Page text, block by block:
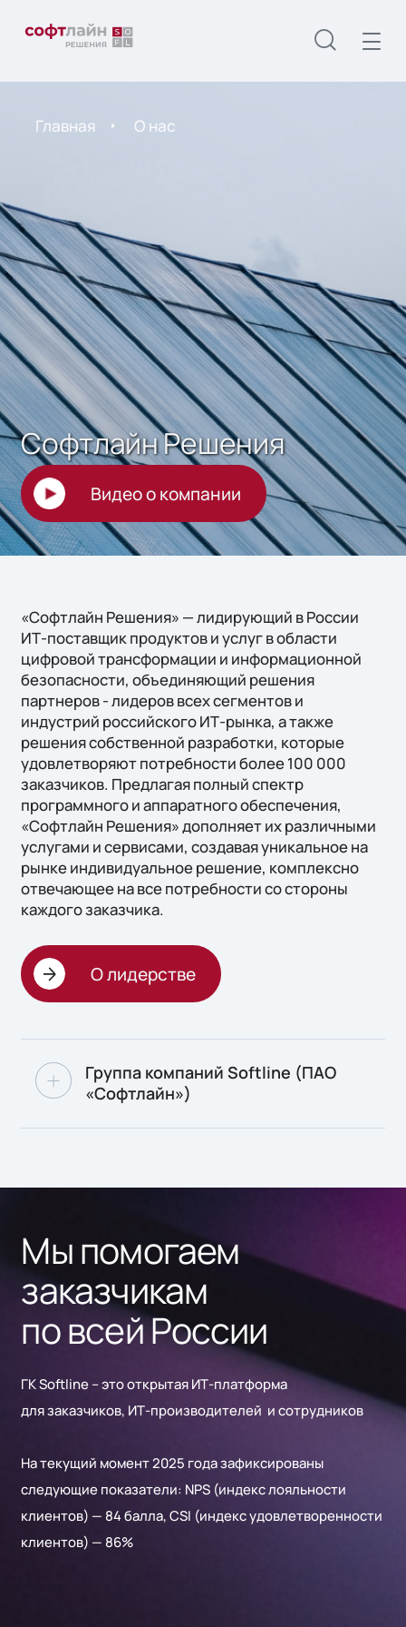
Главная О нас
Софтлайн Решения
Видео о компании
«Софтлайн Решения» — лидирующий в России
ИТ-поставщик продуктов и услуг в области
цифровой трансформации и информационной
безопасности, объединяющий решения
партнеров - лидеров всех сегментов и
индустрий российского ИТ-рынка, а также
решения собственной разработки, которые
удовлетворяют потребности более 100 000
заказчиков. Предлагая полный спектр
программного и аппаратного обеспечения,
«Софтлайн Решения» дополняет их различными
услугами и сервисами, создавая уникальное на
рынке индивидуальное решение, комплексно
отвечающее на все потребности со стороны
каждого заказчика.
О лидерстве
Группа компаний Softline (ПАО
«Софтлайн»)
Группа компаний Softline (ПАО
Казахстане, Узбекистане, Вьетнаме,
Индонезии и ОАЭ.
ПАО «Софтлайн» является публичной
компанией, акции и облигации которой
торгуются на Московской бирже (тикер –
SOFL).
технологиях и состоит из нескольких
кластеров:
искусственный интеллект и
разработка заказного и
Мы помогаем
заказчикам
по всей России
ГК Softline – это открытая ИТ-платформа
для заказчиков, ИТ-производителей и сотрудников
На текущий момент 2025 года зафиксированы
следующие показатели: NPS (индекс лояльности
клиентов) — 84 балла, CSI (индекс удовлетворенности
клиентов) — 86%